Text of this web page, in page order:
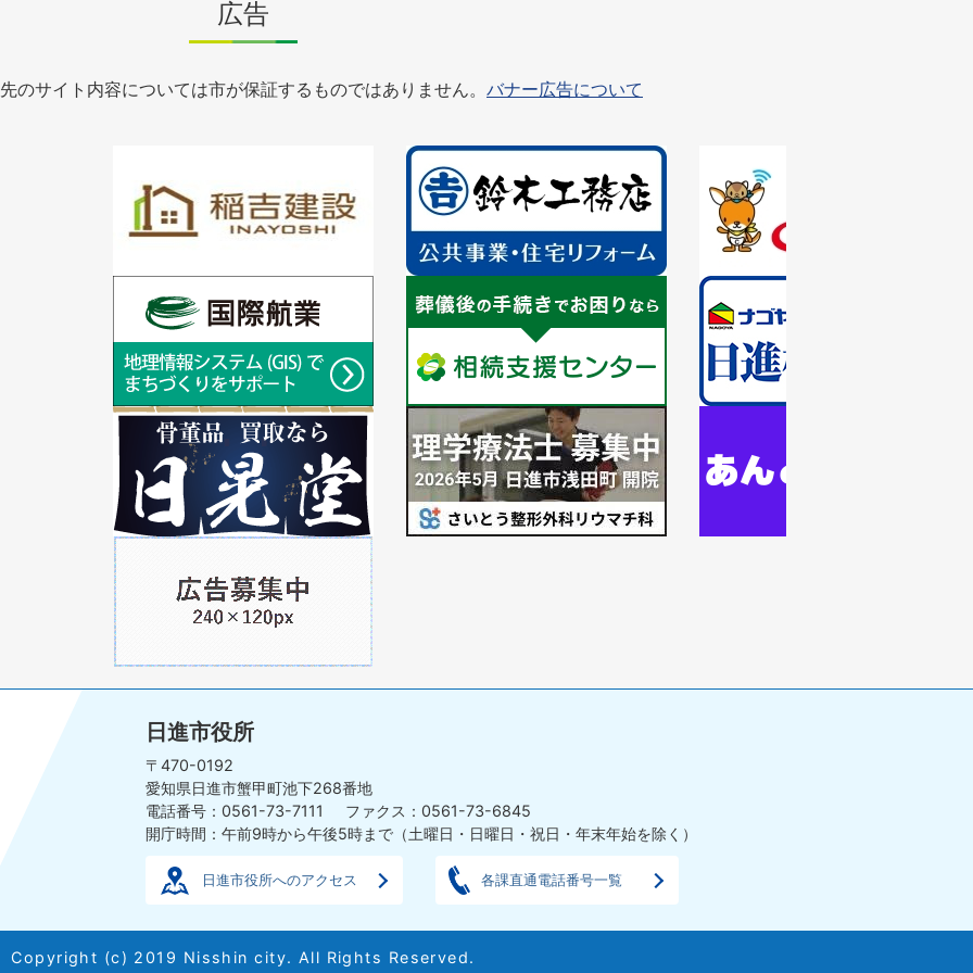
広告
のサイト内容については市が保証するものではありません。 バナー広告について
の
ド
1
枚
目
の
ス
イ
枚
目
ラ
イ
ド
目
の
ス
ラ
枚
の
ラ
イ
ド
1
枚
目
の
ス
ド
1
の
ス
ラ
イ
ド
1
枚
目
の
ス
目
1
枚
目
の
ス
日進市役所
〒470-0192
愛知県日進市蟹甲町池下268番地
電話番号：0561-73-7111
ファクス：0561-73-6845
開庁時間：午前9時から午後5時まで （土曜日・日曜日・祝日・年末年始を除く）
日進市役所へのアクセス 各課直通電話番号一覧
Copyright (c) 2019 Nisshin city. All Rights Reserved.